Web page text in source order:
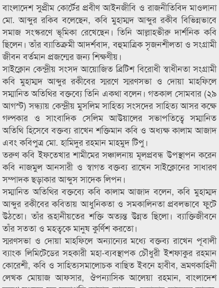
বাংলাদেশ সুপ্রীম কোর্টের প্রবীণ আইনজীবি ও রাজনীতিবিদ মাওলানা
মো. আব্দুর রকিব বলেছেন, কবি মুহাম্মদ আব্দুর রকীব বিভিন্নভাবে
সমাজ সংস্করণে ভূমিকা রেখেছেন। তিনি আল্লাহভীরু দার্শনিক কবি
ছিলেন। তাঁর ব্যাতিক্রমী আদর্শবাদ, বহুমাত্রিক সৃজনশীলতা ও সংগ্রামী
জীবন বর্তমান প্রজন্মের জন্য শিক্ষণীয়।
সাইক্লোন কেন্দ্রীয় সংসদ আয়োজিত ব্রিটিশ বিরোধী স্বাধীনতা সংগ্রামী
কবি মুহাম্মদ আব্দুর রকীবের স্মরণে স্মরণসভা ও দোয়া মাহফিলে
সম্মানিত অতিথির বক্তব্যে তিনি একথা বলেন। গতকাল সোমবার (২৯
আগস্ট) সন্ধ্যায় কেন্দ্রীয় মুসলিম সাহিত্য সংসদের সাহিত্য আসর কক্ষে
গল্পকার ও সাংবাদিক সেলিম আউয়ালের সভাপতিত্বে সম্মানিত
অতিথি হিসেবে বক্তব্য রাখেন শক্তিমান কবি ও অধ্যক্ষ কালাম আজাদ
এবং কবিপুত্র মো. হামিদুর রহমান মাহমুদ টিপু।
তরুণ কবি ইফতেখার শামীমের সঞ্চালনায় মূলপ্রবন্ধ উপস্থাপন করেন
কবি নাজমুল আনসারী ও স্বাগত বক্তব্য রাখেন সাইক্লোনের সাধারণ
সম্পাদক ছড়াকার আব্দুস সাদেক লিপন।
সম্মানিত অতিথির বক্তব্যে কবি কালাম আজাদ বলেন, কবি মুহাম্মদ
আব্দুর রকীবের কবিতায় আধুনিকতা ও সমকালিনতা প্রবলভাবে ফুটে
উঠতো। তাঁর রূহানীয়তের শক্তি অত্যন্ত উন্নত ছিলো। ব্যাক্তিজীবনে
তাঁর সততা ও মহত্বকে মানুষ কুর্ণিশ করতো।
স্মরণসভা ও দোয়া মাহফিলে অন্যান্যের মধ্যে বক্তব্য রাখেন পূবালী
ব্যাংক লিমিটেডের সহকারী মহা-ব্যবস্থাপক চৌধুরী ইশফাকুর রহমান
কোরেশী, কবি ও সাহিত্যসমালোচক বাছিত ইবনে হাবীব, ভ্রমণকাহিনী
লেখক মোয়াজ আফসার, ঔপন্যাসিক আলেয়া রহমান, বাংলাদেশ